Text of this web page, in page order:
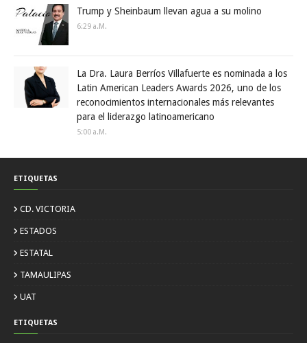
Trump y Sheinbaum llevan agua a su molino
6:29 A.m.
La Dra. Laura Berríos Villafuerte es nominada a los
Latin American Leaders Awards 2026, uno de los
reconocimientos internacionales más relevantes
para el liderazgo latinoamericano
5:00 A.m.
ETIQUETAS
CD. VICTORIA
ESTADOS
ESTATAL
TAMAULIPAS
UAT
ETIQUETAS